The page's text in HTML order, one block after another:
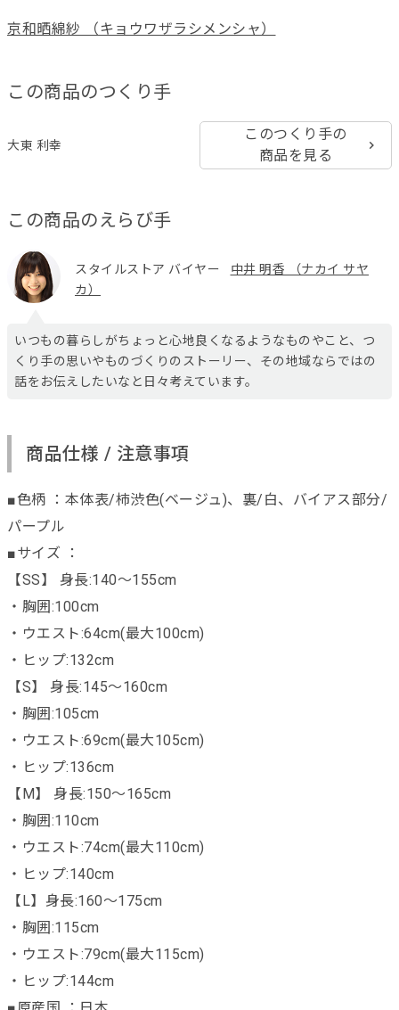
京和晒綿紗 （キョウワザラシメンシャ）
この商品のつくり手
大東 利幸
このつくり手の
商品を見る
この商品のえらび手
スタイルストア バイヤー
中井 明香 （ナカイ サヤ
カ）
いつもの暮らしがちょっと心地良くなるようなものやこと、つ
くり手の思いやものづくりのストーリー、その地域ならではの
話をお伝えしたいなと日々考えています。
商品仕様 / 注意事項
■色柄 ：本体表/柿渋色(ベージュ)、裏/白、バイアス部分/
パープル
■サイズ ：
【SS】 身長:140～155cm
・胸囲:100cm
・ウエスト:64cm(最大100cm)
・ヒップ:132cm
【S】 身長:145～160cm
・胸囲:105cm
・ウエスト:69cm(最大105cm)
・ヒップ:136cm
【M】 身長:150～165cm
・胸囲:110cm
・ウエスト:74cm(最大110cm)
・ヒップ:140cm
【L】身長:160～175cm
・胸囲:115cm
・ウエスト:79cm(最大115cm)
・ヒップ:144cm